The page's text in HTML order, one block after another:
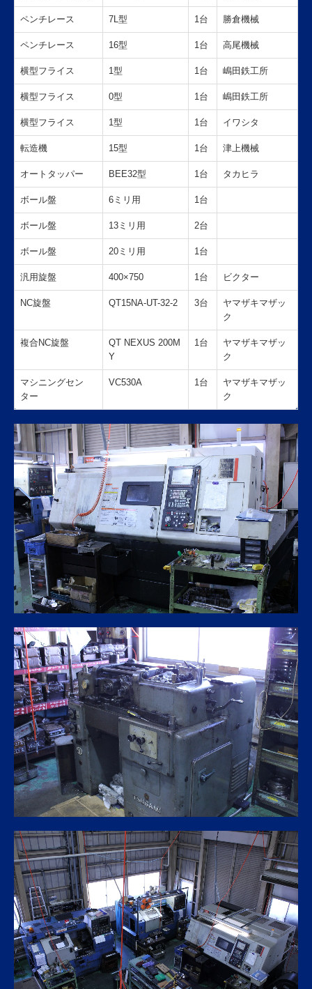
ペンチレース 7L型 1台 勝倉機械
ペンチレース 16型 1台 高尾機械
横型フライス 1型 1台 嶋田鉄工所
横型フライス 0型 1台 嶋田鉄工所
横型フライス 1型 1台 イワシタ
転造機 15型 1台 津上機械
オートタッパー BEE32型 1台 タカヒラ
ボール盤 6ミリ用 1台
ボール盤 13ミリ用 2台
ボール盤 20ミリ用 1台
汎用旋盤 400×750 1台 ビクター
NC旋盤 QT15NA-UT-32-2 3台
ヤマザキマザッ
ク
複合NC旋盤
QT NEXUS 200M
Y
1台
ヤマザキマザッ
ク
マシニングセン
ター
VC530A 1台
ヤマザキマザッ
ク